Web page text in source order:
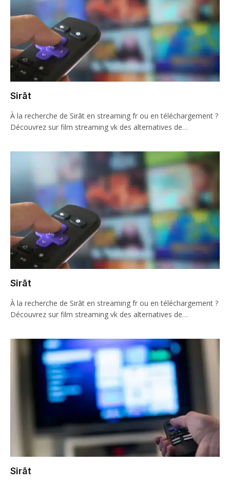
Sirāt
À la recherche de Sirāt en streaming fr ou en téléchargement ?
Découvrez sur film streaming vk des alternatives de…
Sirāt
À la recherche de Sirāt en streaming fr ou en téléchargement ?
Découvrez sur film streaming vk des alternatives de…
Sirāt